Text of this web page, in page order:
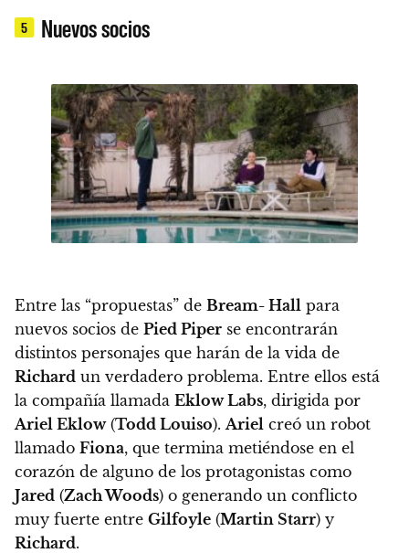
5 Nuevos socios
Entre las “propuestas” de Bream- Hall para
nuevos socios de Pied Piper se encontrarán
distintos personajes que harán de la vida de
Richard un verdadero problema. Entre ellos está
la compañía llamada Eklow Labs, dirigida por
Ariel Eklow(Todd Louiso). Ariel creó un robot
llamado Fiona, que termina metiéndose en el
corazón de alguno de los protagonistas como
Jared (Zach Woods) o generando un conflicto
muy fuerte entre Gilfoyle (Martin Starr) y
Richard.